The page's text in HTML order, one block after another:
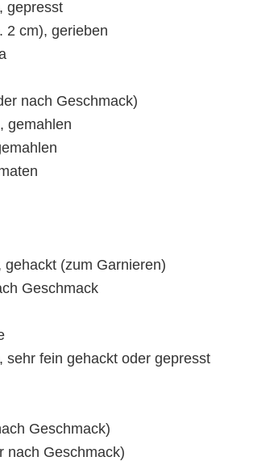
gepresst
2 cm), gerieben
nach Geschmack)
gemahlen
gehackt (zum Garnieren)
Geschmack
sehr fein gehackt oder gepresst
Geschmack)
nach Geschmack)